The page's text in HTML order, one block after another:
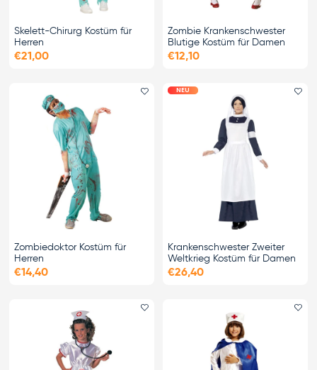
Skelett-Chirurg Kostüm für
Herren
€21,00
Zombie Krankenschwester
Blutige Kostüm für Damen
€12,10
Favorit hinzufügen
Zombiedoktor Kostüm für
Herren
€14,40
NEU
Krankenschwester Zweiter
Weltkrieg Kostüm für Damen
€26,40
Favorit hinzufügen